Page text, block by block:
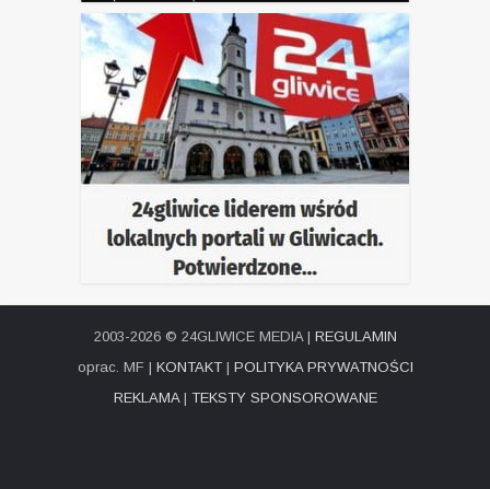
2003-2026 © 24GLIWICE MEDIA | REGULAMIN
oprac. MF | KONTAKT| POLITYKA PRYWATNOŚCI
REKLAMA| TEKSTY SPONSOROWANE